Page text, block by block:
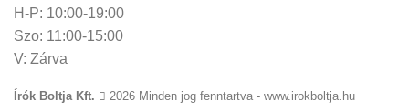
H-P: 10:00-19:00
Szo: 11:00-15:00
V: Zárva
Írók Boltja Kft.
2026 Minden jog fenntartva - www.irokboltja.hu